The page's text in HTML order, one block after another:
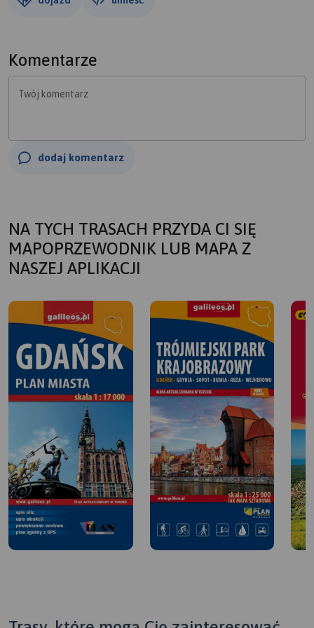
Komentarze
Twój komentarz
dodaj komentarz
NA TYCH TRASACH PRZYDA CI SIĘ
MAPOPRZEWODNIK LUB MAPA Z
NASZEJ APLIKACJI